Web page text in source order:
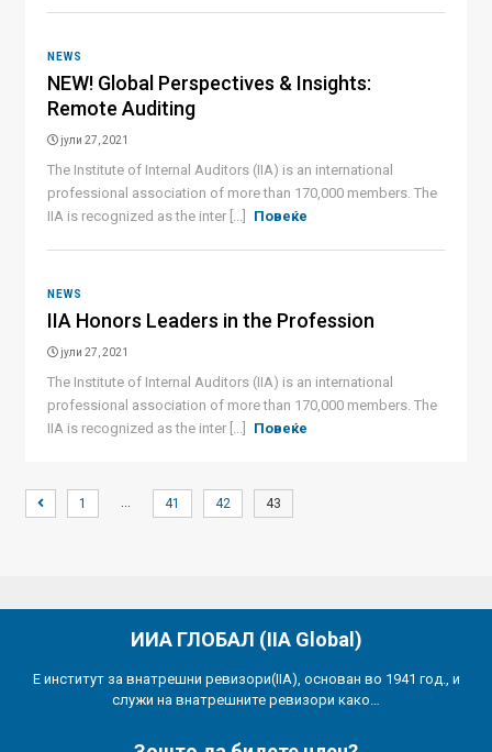
NEWS
NEW! Global Perspectives & Insights:
Remote Auditing
јули 27, 2021
The Institute of Internal Auditors (IIA) is an international
professional association of more than 170,000 members. The
IIA is recognized as the inter [...]
Повеќе
NEWS
IIA Honors Leaders in the Profession
јули 27, 2021
The Institute of Internal Auditors (IIA) is an international
professional association of more than 170,000 members. The
IIA is recognized as the inter [...]
Повеќе
1 … 41 42 43
ИИА ГЛОБАЛ (IIA Global)
Е институт за внатрешни ревизори(IIA), основан во 1941 год., и
служи на внатрешните ревизори како…